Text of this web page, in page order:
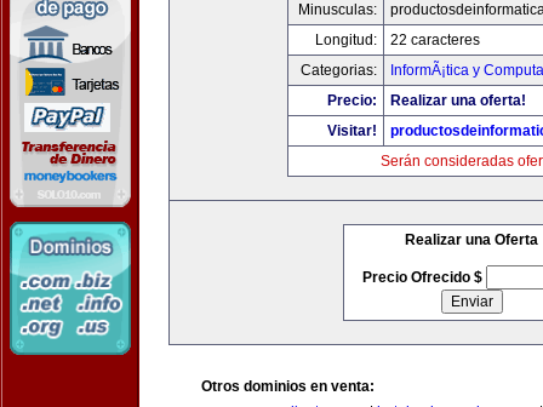
Minusculas:
Longitud:
22 caracteres
Categorias:
InformÃ¡tica y
Precio:
Realizar una oferta!
Visitar!
Serán consideradas
Realizar una Oferta
Precio Ofrecido $
Otros dominios en venta: